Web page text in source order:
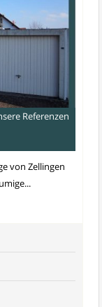
Referenzen
von Zellingen